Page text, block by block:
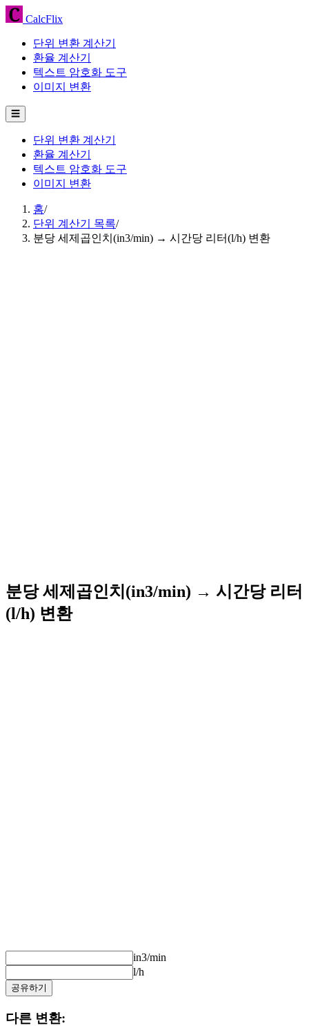
CalcFlix
단위 변환 계산기
환율 계산기
텍스트 암호화 도구
이미지 변환
☰
단위 변환 계산기
환율 계산기
텍스트 암호화 도구
이미지 변환
홈/
단위 계산기 목록/
분당 세제곱인치(in3/min) → 시간당 리터(l/h) 변환
분당 세제곱인치(in3/min) → 시간당 리터
(l/h) 변환
in3/min
l/h
공유하기
다른 변환: